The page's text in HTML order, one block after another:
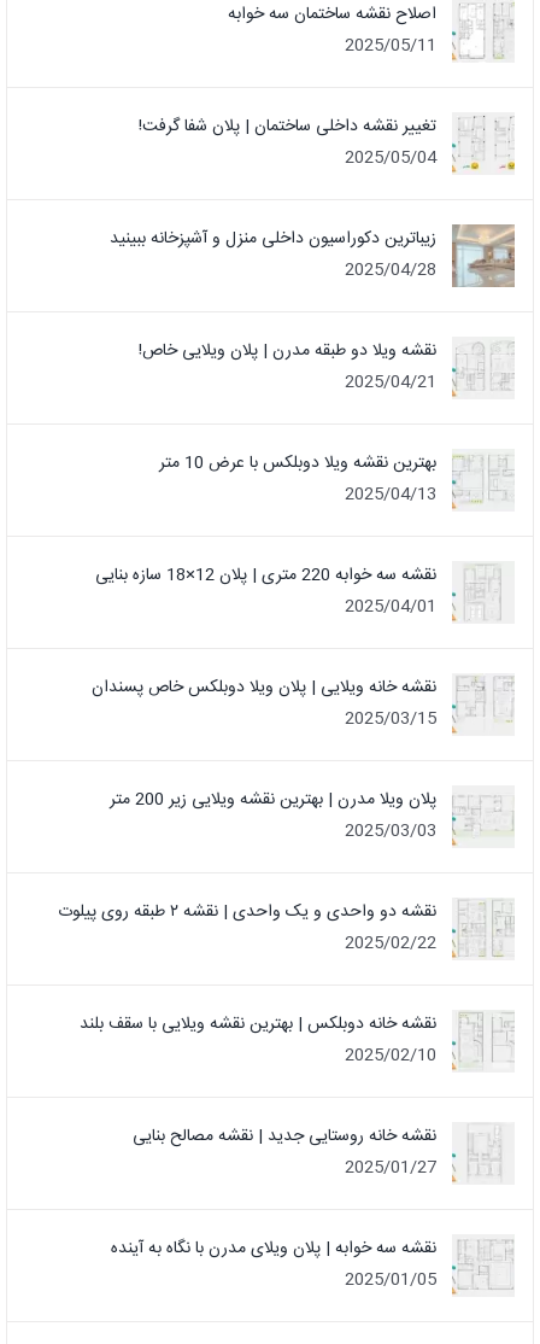
اصلاح نقشه ساختمان سه خوابه
2025/05/11
تغییر نقشه داخلی ساختمان | پلان شفا گرفت!
2025/05/04
زیباترین دکوراسیون داخلی منزل و آشپزخانه ببینید
2025/04/28
نقشه ویلا دو طبقه مدرن | پلان ویلایی خاص!
2025/04/21
بهترین نقشه ویلا دوبلکس با عرض 10 متر
2025/04/13
نقشه سه خوابه 220 متری | پلان 12×18 سازه بنایی
2025/04/01
نقشه خانه ویلایی | پلان ویلا دوبلکس خاص پسندان
2025/03/15
پلان ویلا مدرن | بهترین نقشه ویلایی زیر 200 متر
2025/03/03
نقشه دو واحدی و یک واحدی | نقشه ۲ طبقه روی پیلوت
2025/02/22
نقشه خانه دوبلکس | بهترین نقشه ویلایی با سقف بلند
2025/02/10
نقشه خانه روستایی جدید | نقشه مصالح بنایی
2025/01/27
نقشه سه خوابه | پلان ویلای مدرن با نگاه به آینده
2025/01/05